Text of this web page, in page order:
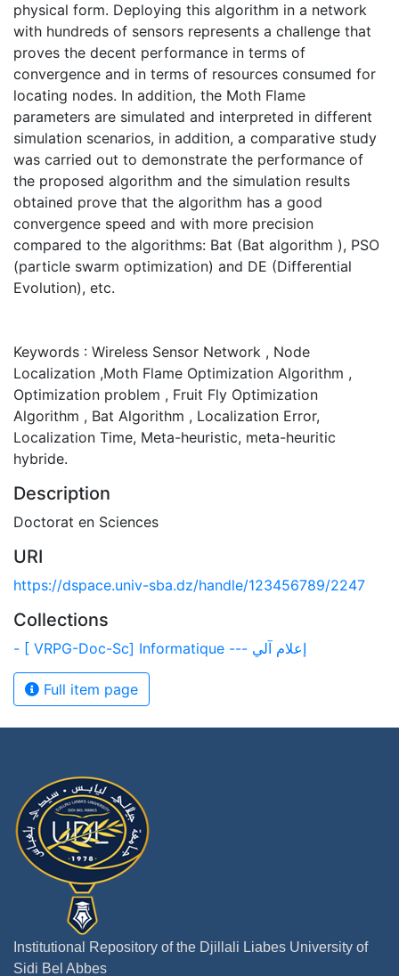
physical form. Deploying this algorithm in a network
with hundreds of sensors represents a challenge that
proves the decent performance in terms of
convergence and in terms of resources consumed for
locating nodes. In addition, the Moth Flame
parameters are simulated and interpreted in different
simulation scenarios, in addition, a comparative study
was carried out to demonstrate the performance of
the proposed algorithm and the simulation results
obtained prove that the algorithm has a good
convergence speed and with more precision
compared to the algorithms: Bat (Bat algorithm ), PSO
(particle swarm optimization) and DE (Differential
Evolution), etc.
Keywords : Wireless Sensor Network , Node
Localization ,Moth Flame Optimization Algorithm ,
Optimization problem , Fruit Fly Optimization
Algorithm , Bat Algorithm , Localization Error,
Localization Time, Meta-heuristic, meta-heuritic
hybride.
Description
Doctorat en Sciences
URI
https://dspace.univ-sba.dz/handle/123456789/2247
Collections
- [ VRPG-Doc-Sc] Informatique --- إعلام آلي
Full item page
Institutional Repository of the Djillali Liabes University of
Sidi Bel Abbes